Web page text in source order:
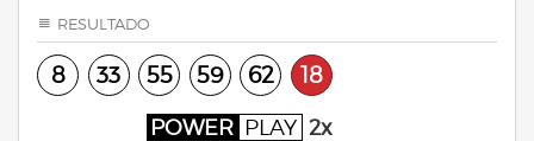
RESULTADO
8 33 55 59 62 18
POWER PLAY 2x